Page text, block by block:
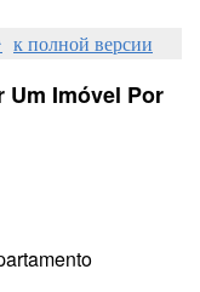
к полной версии
Um Imóvel Por